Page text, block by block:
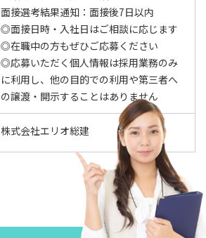
面接選考結果通知：面接後7日以内
◎面接日時・入社日はご相談に応じます
◎在職中の方もぜひご応募ください
◎応募いただく個人情報は採用業務のみ
に利用し、他の目的での利用や第三者へ
の譲渡・開示することはありません
株式会社エリオ総建